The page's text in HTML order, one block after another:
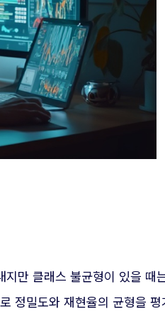
만 클래스 불균형이 있을 때
정밀도와 재현율의 균형을